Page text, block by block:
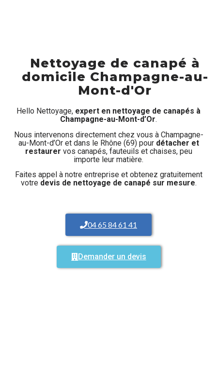
Nettoyage de canapé à
domicile Champagne-au-
Mont-d'Or
Hello Nettoyage, expert en nettoyage de canapés à
Champagne-au-Mont-d’Or.
Nous intervenons directement chez vous à Champagne-
au-Mont-d’Or et dans le Rhône (69) pour détacher et
restaurer vos canapés, fauteuils et chaises, peu
importe leur matière.
Faites appel à notre entreprise et obtenez gratuitement
votre devis de nettoyage de canapé sur mesure.
04 65 84 61 41
Demander un devis